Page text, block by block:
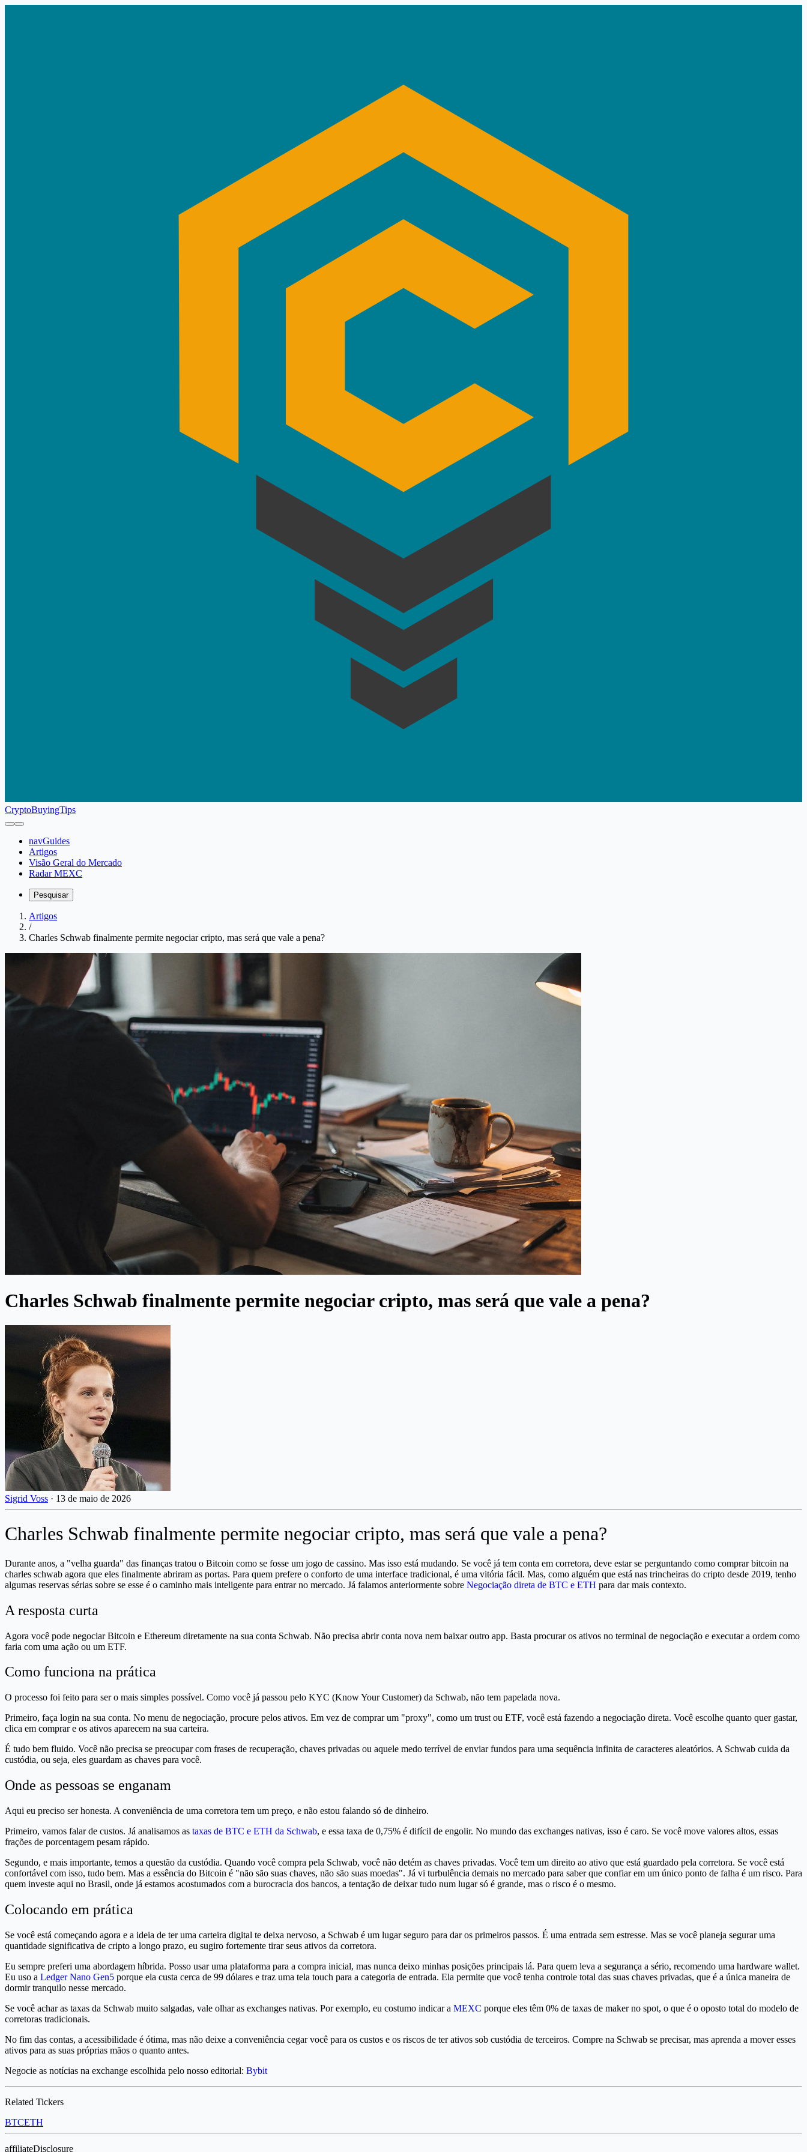
CryptoBuyingTips
navGuides
Artigos
Visão Geral do Mercado
Radar MEXC
Pesquisar
Artigos
/
Charles Schwab finalmente permite negociar cripto, mas será que vale a pena?
Charles Schwab finalmente permite negociar cripto, mas será que vale a pena?
Sigrid Voss · 13 de maio de 2026
Charles Schwab finalmente permite negociar cripto, mas será que vale a pena?
Durante anos, a "velha guarda" das finanças tratou o Bitcoin como se fosse um jogo de cassino. Mas isso está mudando. Se você já tem conta em corretora, deve estar se perguntando como comprar bitcoin na
charles schwab agora que eles finalmente abriram as portas. Para quem prefere o conforto de uma interface tradicional, é uma vitória fácil. Mas, como alguém que está nas trincheiras do cripto desde 2019, tenho
algumas reservas sérias sobre se esse é o caminho mais inteligente para entrar no mercado. Já falamos anteriormente sobre Negociação direta de BTC e ETH para dar mais contexto.
A resposta curta
Agora você pode negociar Bitcoin e Ethereum diretamente na sua conta Schwab. Não precisa abrir conta nova nem baixar outro app. Basta procurar os ativos no terminal de negociação e executar a ordem como
faria com uma ação ou um ETF.
Como funciona na prática
O processo foi feito para ser o mais simples possível. Como você já passou pelo KYC (Know Your Customer) da Schwab, não tem papelada nova.
Primeiro, faça login na sua conta. No menu de negociação, procure pelos ativos. Em vez de comprar um "proxy", como um trust ou ETF, você está fazendo a negociação direta. Você escolhe quanto quer gastar,
clica em comprar e os ativos aparecem na sua carteira.
É tudo bem fluido. Você não precisa se preocupar com frases de recuperação, chaves privadas ou aquele medo terrível de enviar fundos para uma sequência infinita de caracteres aleatórios. A Schwab cuida da
custódia, ou seja, eles guardam as chaves para você.
Onde as pessoas se enganam
Aqui eu preciso ser honesta. A conveniência de uma corretora tem um preço, e não estou falando só de dinheiro.
Primeiro, vamos falar de custos. Já analisamos as taxas de BTC e ETH da Schwab, e essa taxa de 0,75% é difícil de engolir. No mundo das exchanges nativas, isso é caro. Se você move valores altos, essas
frações de porcentagem pesam rápido.
Segundo, e mais importante, temos a questão da custódia. Quando você compra pela Schwab, você não detém as chaves privadas. Você tem um direito ao ativo que está guardado pela corretora. Se você está
confortável com isso, tudo bem. Mas a essência do Bitcoin é "não são suas chaves, não são suas moedas". Já vi turbulência demais no mercado para saber que confiar em um único ponto de falha é um risco. Para
quem investe aqui no Brasil, onde já estamos acostumados com a burocracia dos bancos, a tentação de deixar tudo num lugar só é grande, mas o risco é o mesmo.
Colocando em prática
Se você está começando agora e a ideia de ter uma carteira digital te deixa nervoso, a Schwab é um lugar seguro para dar os primeiros passos. É uma entrada sem estresse. Mas se você planeja segurar uma
quantidade significativa de cripto a longo prazo, eu sugiro fortemente tirar seus ativos da corretora.
Eu sempre preferi uma abordagem híbrida. Posso usar uma plataforma para a compra inicial, mas nunca deixo minhas posições principais lá. Para quem leva a segurança a sério, recomendo uma hardware wallet.
Eu uso a Ledger Nano Gen5 porque ela custa cerca de 99 dólares e traz uma tela touch para a categoria de entrada. Ela permite que você tenha controle total das suas chaves privadas, que é a única maneira de
dormir tranquilo nesse mercado.
Se você achar as taxas da Schwab muito salgadas, vale olhar as exchanges nativas. Por exemplo, eu costumo indicar a MEXC porque eles têm 0% de taxas de maker no spot, o que é o oposto total do modelo de
corretoras tradicionais.
No fim das contas, a acessibilidade é ótima, mas não deixe a conveniência cegar você para os custos e os riscos de ter ativos sob custódia de terceiros. Compre na Schwab se precisar, mas aprenda a mover esses
ativos para as suas próprias mãos o quanto antes.
Negocie as notícias na exchange escolhida pelo nosso editorial: Bybit
Related Tickers
BTCETH
affiliateDisclosure